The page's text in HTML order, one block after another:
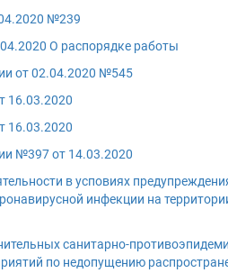
№239
О распорядке работы
от 02.04.2020 №545
16.03.2020
16.03.2020
№397 от 14.03.2020
в усповиях
инфекции на
санитарно-
по недопущению